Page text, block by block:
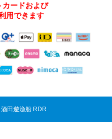
カードおよび
用できます
田遊漁船 RDR